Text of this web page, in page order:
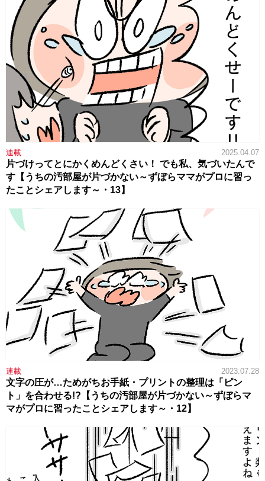
連載 2025.04.07
片づけってとにかくめんどくさい！ でも私、気づいたんで
す【うちの汚部屋が片づかない～ずぼらママがプロに習っ
たことシェアします～・13】
連載 2023.07.28
文字の圧が…ためがちお手紙・プリントの整理は「ピン
ト」を合わせる!?【うちの汚部屋が片づかない～ずぼらマ
マがプロに習ったことシェアします～・12】